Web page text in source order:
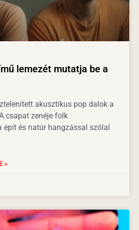
lemezét mutatja be a
akusztikus pop dalok a
csapat zenéje folk
épít és natúr hangzással szólal
»